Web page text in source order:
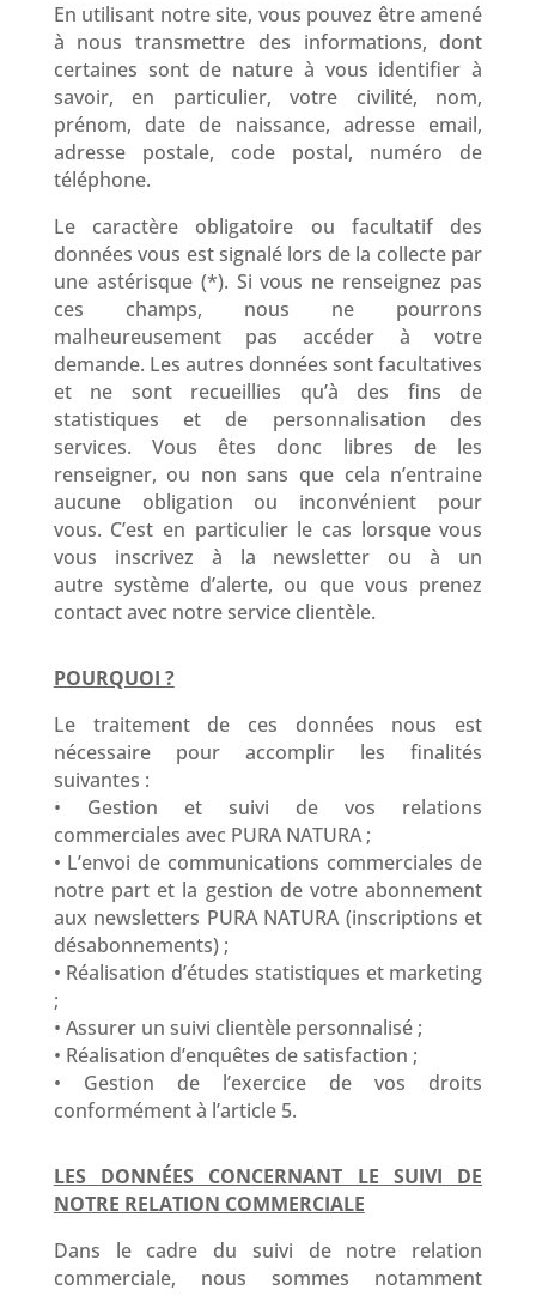
En utilisant notre site, vous pouvez être amené
à nous transmettre des informations, dont
certaines sont de nature à vous identifier à
savoir, en particulier, votre civilité, nom,
prénom, date de naissance, adresse email,
adresse postale, code postal, numéro de
téléphone.
Le caractère obligatoire ou facultatif des
données vous est signalé lors de la collecte par
une astérisque (*). Si vous ne renseignez pas
ces champs, nous ne pourrons
malheureusement pas accéder à votre
demande. Les autres données sont facultatives
et ne sont recueillies qu’à des fins de
statistiques et de personnalisation des
services. Vous êtes donc libres de les
renseigner, ou non sans que cela n’entraine
aucune obligation ou inconvénient pour
vous. C’est en particulier le cas lorsque vous
vous inscrivez à la newsletter ou à un
autre système d’alerte, ou que vous prenez
contact avec notre service clientèle.
POURQUOI ?
Le traitement de ces données nous est
nécessaire pour accomplir les finalités
suivantes :
• Gestion et suivi de vos relations
commerciales avec PURA NATURA ;
• L’envoi de communications commerciales de
notre part et la gestion de votre abonnement
aux newsletters PURA NATURA (inscriptions et
désabonnements) ;
• Réalisation d’études statistiques et marketing
;
• Assurer un suivi clientèle personnalisé ;
• Réalisation d’enquêtes de satisfaction ;
• Gestion de l’exercice de vos droits
conformément à l’article 5.
LES DONNÉES CONCERNANT LE SUIVI DE
NOTRE RELATION COMMERCIALE
Dans le cadre du suivi de notre relation
commerciale, nous sommes notamment